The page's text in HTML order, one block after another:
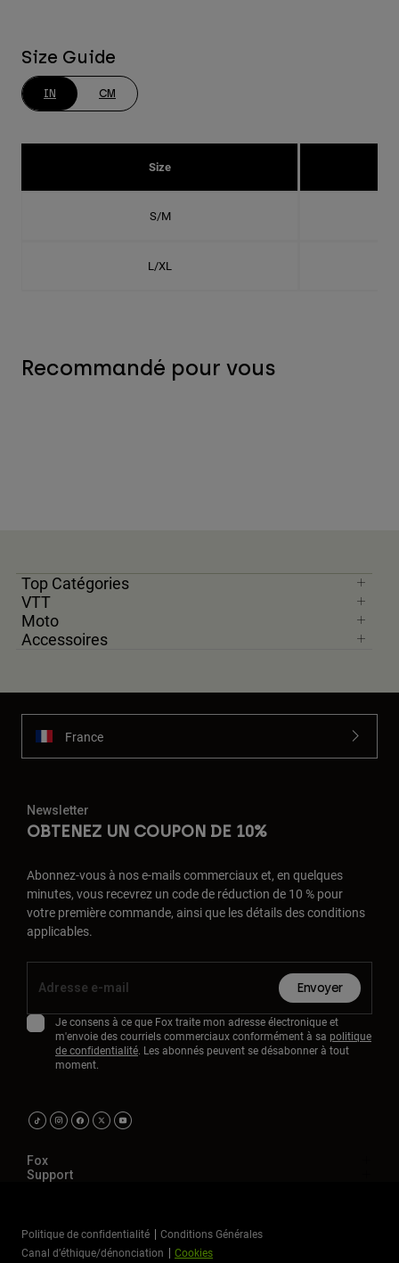
Size Guide
IN CM
Size
S/M
L/XL
Recommandé pour vous
Top Catégories
VTT
Moto
Accessoires
France
Newsletter
OBTENEZ UN COUPON DE 10%
Abonnez-vous à nos e-mails commerciaux et, en quelques
minutes, vous recevrez un code de réduction de 10 % pour
votre première commande, ainsi que les détails des conditions
applicables.
Envoyer
Je consens à ce que Fox traite mon adresse électronique et
m'envoie des courriels commerciaux conformément à sa politique
de confidentialité. Les abonnés peuvent se désabonner à tout
moment.
Fox
Support
Politique de confidentialité
Conditions Générales
Canal d’éthique/dénonciation
Cookies